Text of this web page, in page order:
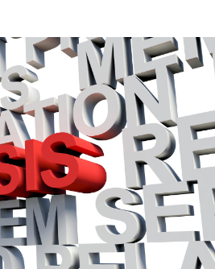
ESTERI
VIDEO DI STUDIO
LEGALE
INTERNAZIONALE
BERTAGGIA